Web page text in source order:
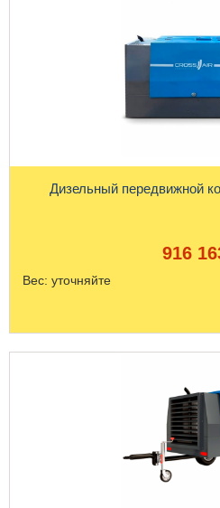
Дизельный передвижной
916
Вес: уточняйте